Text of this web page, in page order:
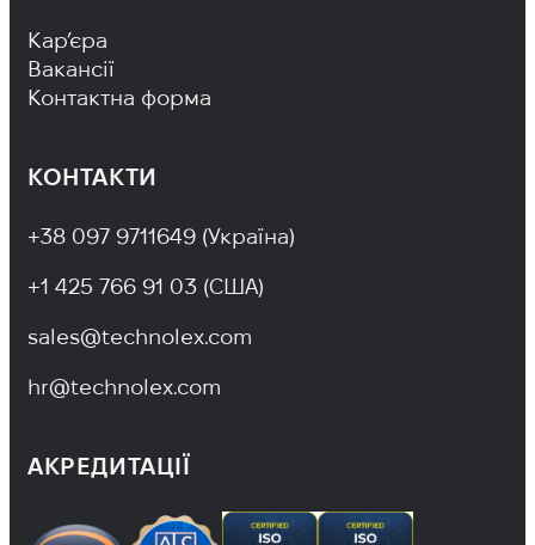
Footer Navigation
Кар’єра
Вакансії
Контактна форма
КОНТАКТИ
+38 097 9711649 (Україна)
+1 425 766 91 03 (США)
sales@technolex.com
hr@technolex.com
АКРЕДИТАЦІЇ